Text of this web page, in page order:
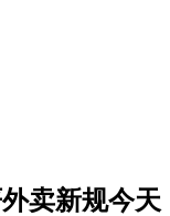
卖新规今天